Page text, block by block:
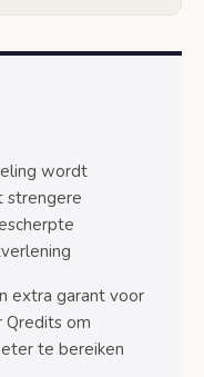
extra: kans voor
een borgstelling
komt
benodigde
wordt
strengere
extra garant voor
Qredits om
te bereiken